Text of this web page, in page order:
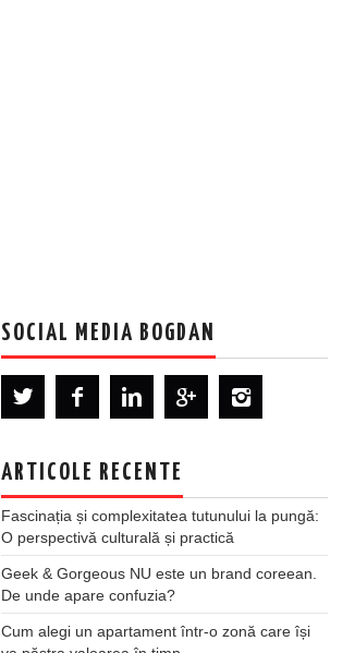
SOCIAL MEDIA BOGDAN
ARTICOLE RECENTE
Fascinația și complexitatea tutunului la pungă:
O perspectivă culturală și practică
Geek & Gorgeous NU este un brand coreean.
De unde apare confuzia?
Cum alegi un apartament într-o zonă care își